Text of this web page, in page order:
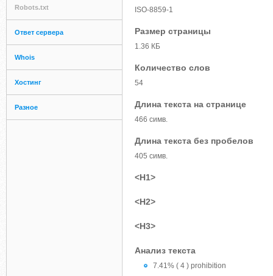
Robots.txt
Ответ сервера
Whois
Хостинг
Разное
ISO-8859-1
Размер страницы
1.36 КБ
Количество слов
54
Длина текста на странице
466 симв.
Длина текста без пробелов
405 симв.
<H1>
<H2>
<H3>
Анализ текста
7.41% ( 4 ) prohibition